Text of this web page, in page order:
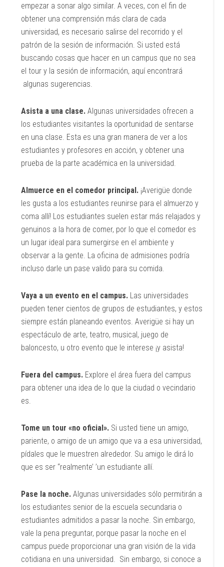
empezar a sonar algo similar. A veces, con el fin de
obtener una comprensión más clara de cada
universidad, es necesario salirse del recorrido y el
patrón de la sesión de información. Si usted está
buscando cosas que hacer en un campus que no sea
el tour y la sesión de información, aquí encontrará
algunas sugerencias.
Asista a una clase. Algunas universidades ofrecen a
los estudiantes visitantes la oportunidad de sentarse
en una clase. Esta es una gran manera de ver a los
estudiantes y profesores en acción, y obtener una
prueba de la parte académica en la universidad.
Almuerce en el comedor principal. ¡Averigüe donde
les gusta a los estudiantes reunirse para el almuerzo y
coma allí! Los estudiantes suelen estar más relajados y
genuinos a la hora de comer, por lo que el comedor es
un lugar ideal para sumergirse en el ambiente y
observar a la gente. La oficina de admisiones podría
incluso darle un pase valido para su comida.
Vaya a un evento en el campus. Las universidades
pueden tener cientos de grupos de estudiantes, y estos
siempre están planeando eventos. Averigüe si hay un
espectáculo de arte, teatro, musical, juego de
baloncesto, u otro evento que le interese ¡y asista!
Fuera del campus. Explore el área fuera del campus
para obtener una idea de lo que la ciudad o vecindario
es.
Tome un tour «no oficial». Si usted tiene un amigo,
pariente, o amigo de un amigo que va a esa universidad,
pídales que le muestren alrededor. Su amigo le dirá lo
que es ser ‘‘realmente’ ’un estudiante allí.
Pase la noche.Algunas universidades sólo permitirán a
los estudiantes senior de la escuela secundaria o
estudiantes admitidos a pasar la noche. Sin embargo,
vale la pena preguntar, porque pasar la noche en el
campus puede proporcionar una gran visión de la vida
cotidiana en una universidad. Sin embargo, si conoce a